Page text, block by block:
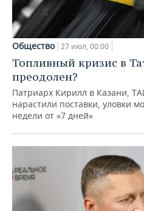
Общество 27 июл, 00:00
Топливный кризис в
преодолен?
Патриарх Кирилл в Казани,
нарастили поставки, уловки
недели от «7 дней»